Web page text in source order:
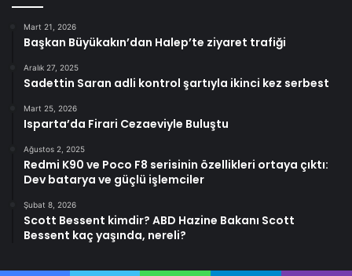
Mart 21, 2026
Başkan Büyükakın’dan Halep’te ziyaret trafiği
Aralık 27, 2025
Sadettin Saran adli kontrol şartıyla ikinci kez serbest
Mart 25, 2026
Isparta’da Firari Cezaeviyle Buluştu
Ağustos 2, 2025
Redmi K90 ve Poco F8 serisinin özellikleri ortaya çıktı:
Dev batarya ve güçlü işlemciler
Şubat 8, 2026
Scott Bessent kimdir? ABD Hazine Bakanı Scott
Bessent kaç yaşında, nereli?